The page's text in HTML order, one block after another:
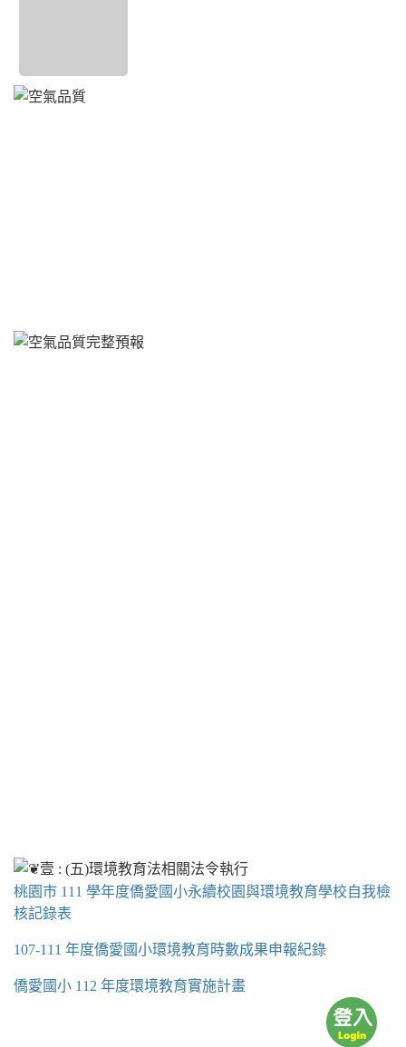
桃園市 111 學年度僑愛國小永續校園與環境教育學校自我檢
核記錄表
107-111 年度僑愛國小環境教育時數成果申報紀錄
僑愛國小 112 年度環境教育實施計畫